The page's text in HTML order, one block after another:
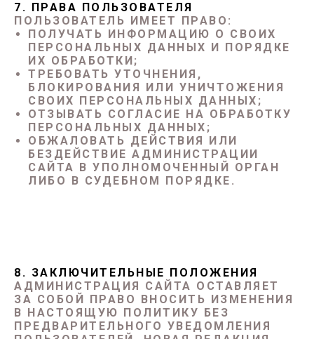
7. ПРАВА ПОЛЬЗОВАТЕЛЯ
ПОЛЬЗОВАТЕЛЬ ИМЕЕТ ПРАВО:
ПОЛУЧАТЬ ИНФОРМАЦИЮ О СВОИХ
ПЕРСОНАЛЬНЫХ ДАННЫХ И ПОРЯДКЕ
ИХ ОБРАБОТКИ;
ТРЕБОВАТЬ УТОЧНЕНИЯ,
БЛОКИРОВАНИЯ ИЛИ УНИЧТОЖЕНИЯ
СВОИХ ПЕРСОНАЛЬНЫХ ДАННЫХ;
ОТЗЫВАТЬ СОГЛАСИЕ НА ОБРАБОТКУ
ПЕРСОНАЛЬНЫХ ДАННЫХ;
ОБЖАЛОВАТЬ ДЕЙСТВИЯ ИЛИ
БЕЗДЕЙСТВИЕ АДМИНИСТРАЦИИ
САЙТА В УПОЛНОМОЧЕННЫЙ ОРГАН
ЛИБО В СУДЕБНОМ ПОРЯДКЕ.
8. ЗАКЛЮЧИТЕЛЬНЫЕ ПОЛОЖЕНИЯ
АДМИНИСТРАЦИЯ САЙТА ОСТАВЛЯЕТ
ЗА СОБОЙ ПРАВО ВНОСИТЬ ИЗМЕНЕНИЯ
В НАСТОЯЩУЮ ПОЛИТИКУ БЕЗ
ПРЕДВАРИТЕЛЬНОГО УВЕДОМЛЕНИЯ